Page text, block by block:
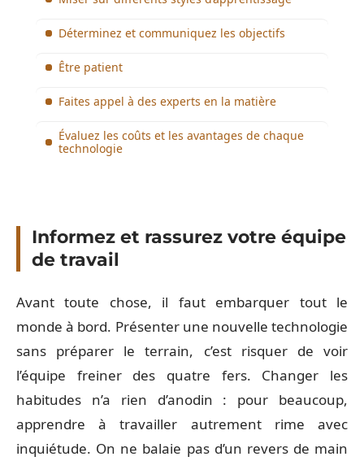
Déterminez et communiquez les objectifs
Être patient
Faites appel à des experts en la matière
Évaluez les coûts et les avantages de chaque
technologie
Informez et rassurez votre équipe
de travail
Avant toute chose, il faut embarquer tout le
monde à bord. Présenter une nouvelle technologie
sans préparer le terrain, c’est risquer de voir
l’équipe freiner des quatre fers. Changer les
habitudes n’a rien d’anodin : pour beaucoup,
apprendre à travailler autrement rime avec
inquiétude. On ne balaie pas d’un revers de main